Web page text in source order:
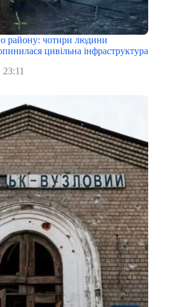
району: чотири людини
цивільна інфраструктура